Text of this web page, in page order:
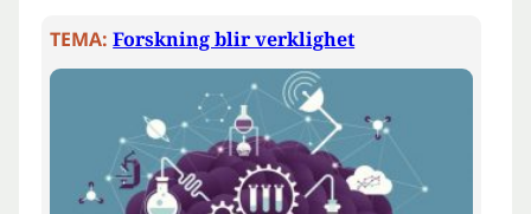
TEMA: Forskning blir verklighet